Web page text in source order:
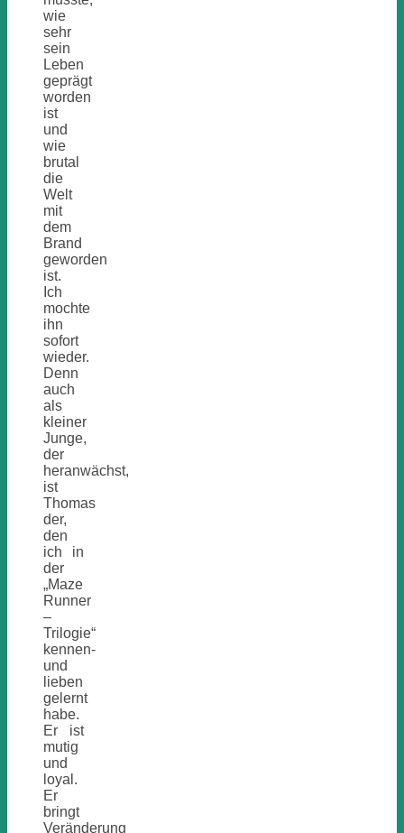
wie
sehr
sein
Leben
geprägt
worden
ist
und
wie
brutal
die
Welt
mit
dem
Brand
geworden
ist.
Ich
mochte
ihn
sofort
wieder.
Denn
auch
als
kleiner
Junge,
der
heranwächst,
ist
Thomas
der,
den
ich in
der
„Maze
Runner
–
Trilogie“
kennen-
und
lieben
gelernt
habe.
Er ist
mutig
und
loyal.
Er
bringt
Veränderung